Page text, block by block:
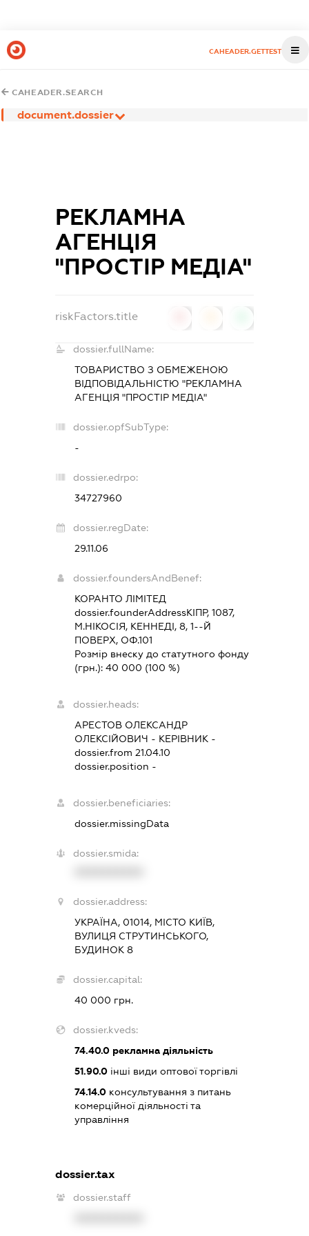
CAHEADER.GETTEST
CAHEADER.SEARCH
document.dossier
РЕКЛАМНА
АГЕНЦІЯ
"ПРОСТІР МЕДІА"
riskFactors.title
dossier.fullName:
ТОВАРИСТВО З ОБМЕЖЕНОЮ
ВІДПОВІДАЛЬНІСТЮ "РЕКЛАМНА
АГЕНЦІЯ "ПРОСТІР МЕДІА"
dossier.opfSubType:
-
dossier.edrpo:
34727960
dossier.regDate:
29.11.06
dossier.foundersAndBenef:
КОРАНТО ЛІМІТЕД
dossier.founderAddressКІПР, 1087,
М.НІКОСІЯ, КЕННЕДІ, 8, 1--Й
ПОВЕРХ, ОФ.101
Розмір внеску до статутного фонду
(грн.):40 000 (100 %)
dossier.heads:
АРЕСТОВ ОЛЕКСАНДР
ОЛЕКСІЙОВИЧ - КЕРІВНИК -
dossier.from 21.04.10
dossier.position -
dossier.beneficiaries:
dossier.missingData
dossier.smida:
dossier.address:
УКРАЇНА, 01014, МІСТО КИЇВ,
ВУЛИЦЯ СТРУТИНСЬКОГО,
БУДИНОК 8
dossier.capital:
40 000 грн.
dossier.kveds:
74.40.0 рекламна діяльність
51.90.0 інші види оптової торгівлі
74.14.0 консультування з питань
комерційної діяльності та
управління
dossier.tax
dossier.staff